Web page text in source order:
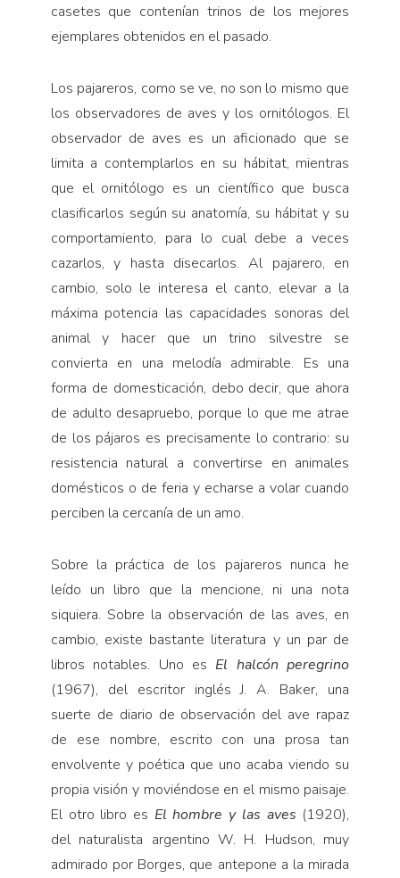
casetes que contenían trinos de los mejores
ejemplares obtenidos en el pasado.
Los pajareros, como se ve, no son lo mismo que
los observadores de aves y los ornitólogos. El
observador de aves es un aficionado que se
limita a contemplarlos en su hábitat, mientras
que el ornitólogo es un científico que busca
clasificarlos según su anatomía, su hábitat y su
comportamiento, para lo cual debe a veces
cazarlos, y hasta disecarlos. Al pajarero, en
cambio, solo le interesa el canto, elevar a la
máxima potencia las capacidades sonoras del
animal y hacer que un trino silvestre se
convierta en una melodía admirable. Es una
forma de domesticación, debo decir, que ahora
de adulto desapruebo, porque lo que me atrae
de los pájaros es precisamente lo contrario: su
resistencia natural a convertirse en animales
domésticos o de feria y echarse a volar cuando
perciben la cercanía de un amo.
Sobre la práctica de los pajareros nunca he
leído un libro que la mencione, ni una nota
siquiera. Sobre la observación de las aves, en
cambio, existe bastante literatura y un par de
libros notables. Uno es El halcón peregrino
(1967), del escritor inglés J. A. Baker, una
suerte de diario de observación del ave rapaz
de ese nombre, escrito con una prosa tan
envolvente y poética que uno acaba viendo su
propia visión y moviéndose en el mismo paisaje.
El otro libro es El hombre y las aves (1920),
del naturalista argentino W. H. Hudson, muy
admirado por Borges, que antepone a la mirada